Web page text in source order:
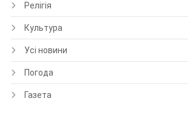
Релігія
Культура
Усі новини
Погода
Газета